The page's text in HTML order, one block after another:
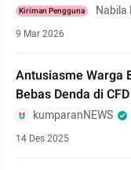
Kiriman Pengguna Nabila
9 Mar 2026
Antusiasme Warga
Bebas Denda di CFD
kumparanNEWS
14 Des 2025